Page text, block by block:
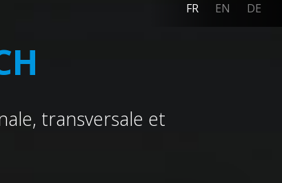
FR EN DE
transversale et